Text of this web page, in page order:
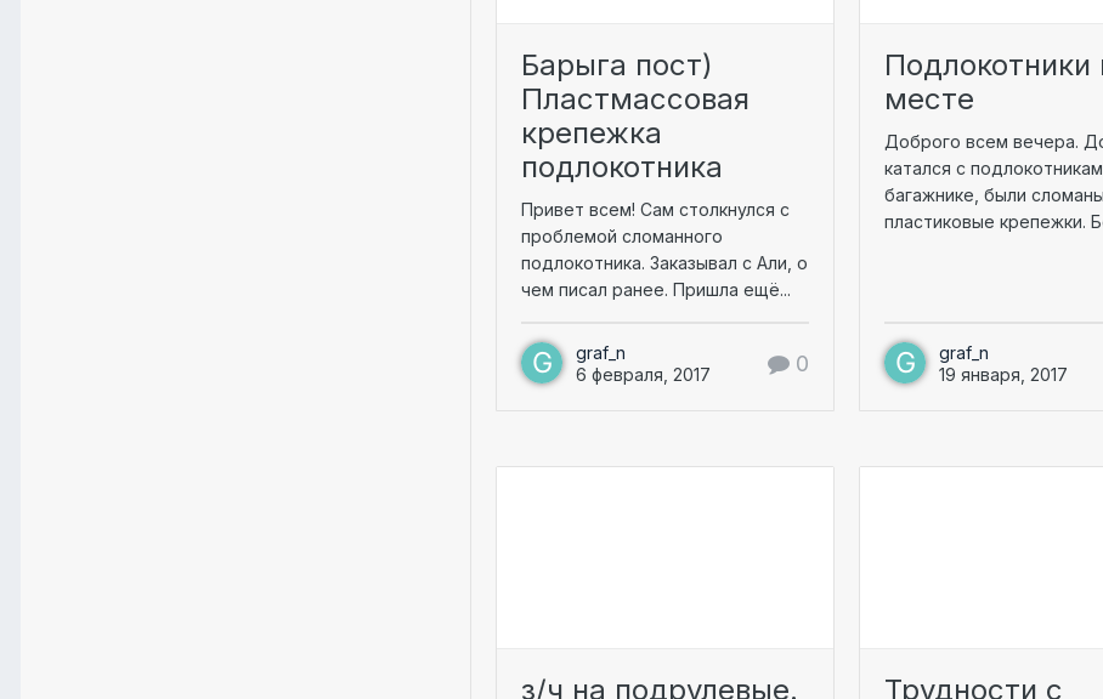
Барыга пост)
Пластмассовая
крепежка
подлокотника
Привет всем! Сам столкнулся с
проблемой сломанного
подлокотника. Заказывал с Али, о
чем писал ранее. Пришла ещё...
graf_n
6 февраля, 2017
0
Подлокотники
месте
Доброго всем вечера.
катался с
багажнике, были сломаны
пластиковые крепежки.
graf_n
19 января, 2017
з/ч на подрулевые. Трудности с